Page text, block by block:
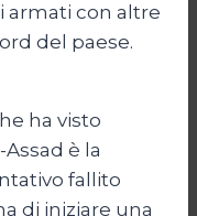
armati con altre
del paese.
ha visto
è la
fallito
di iniziare una